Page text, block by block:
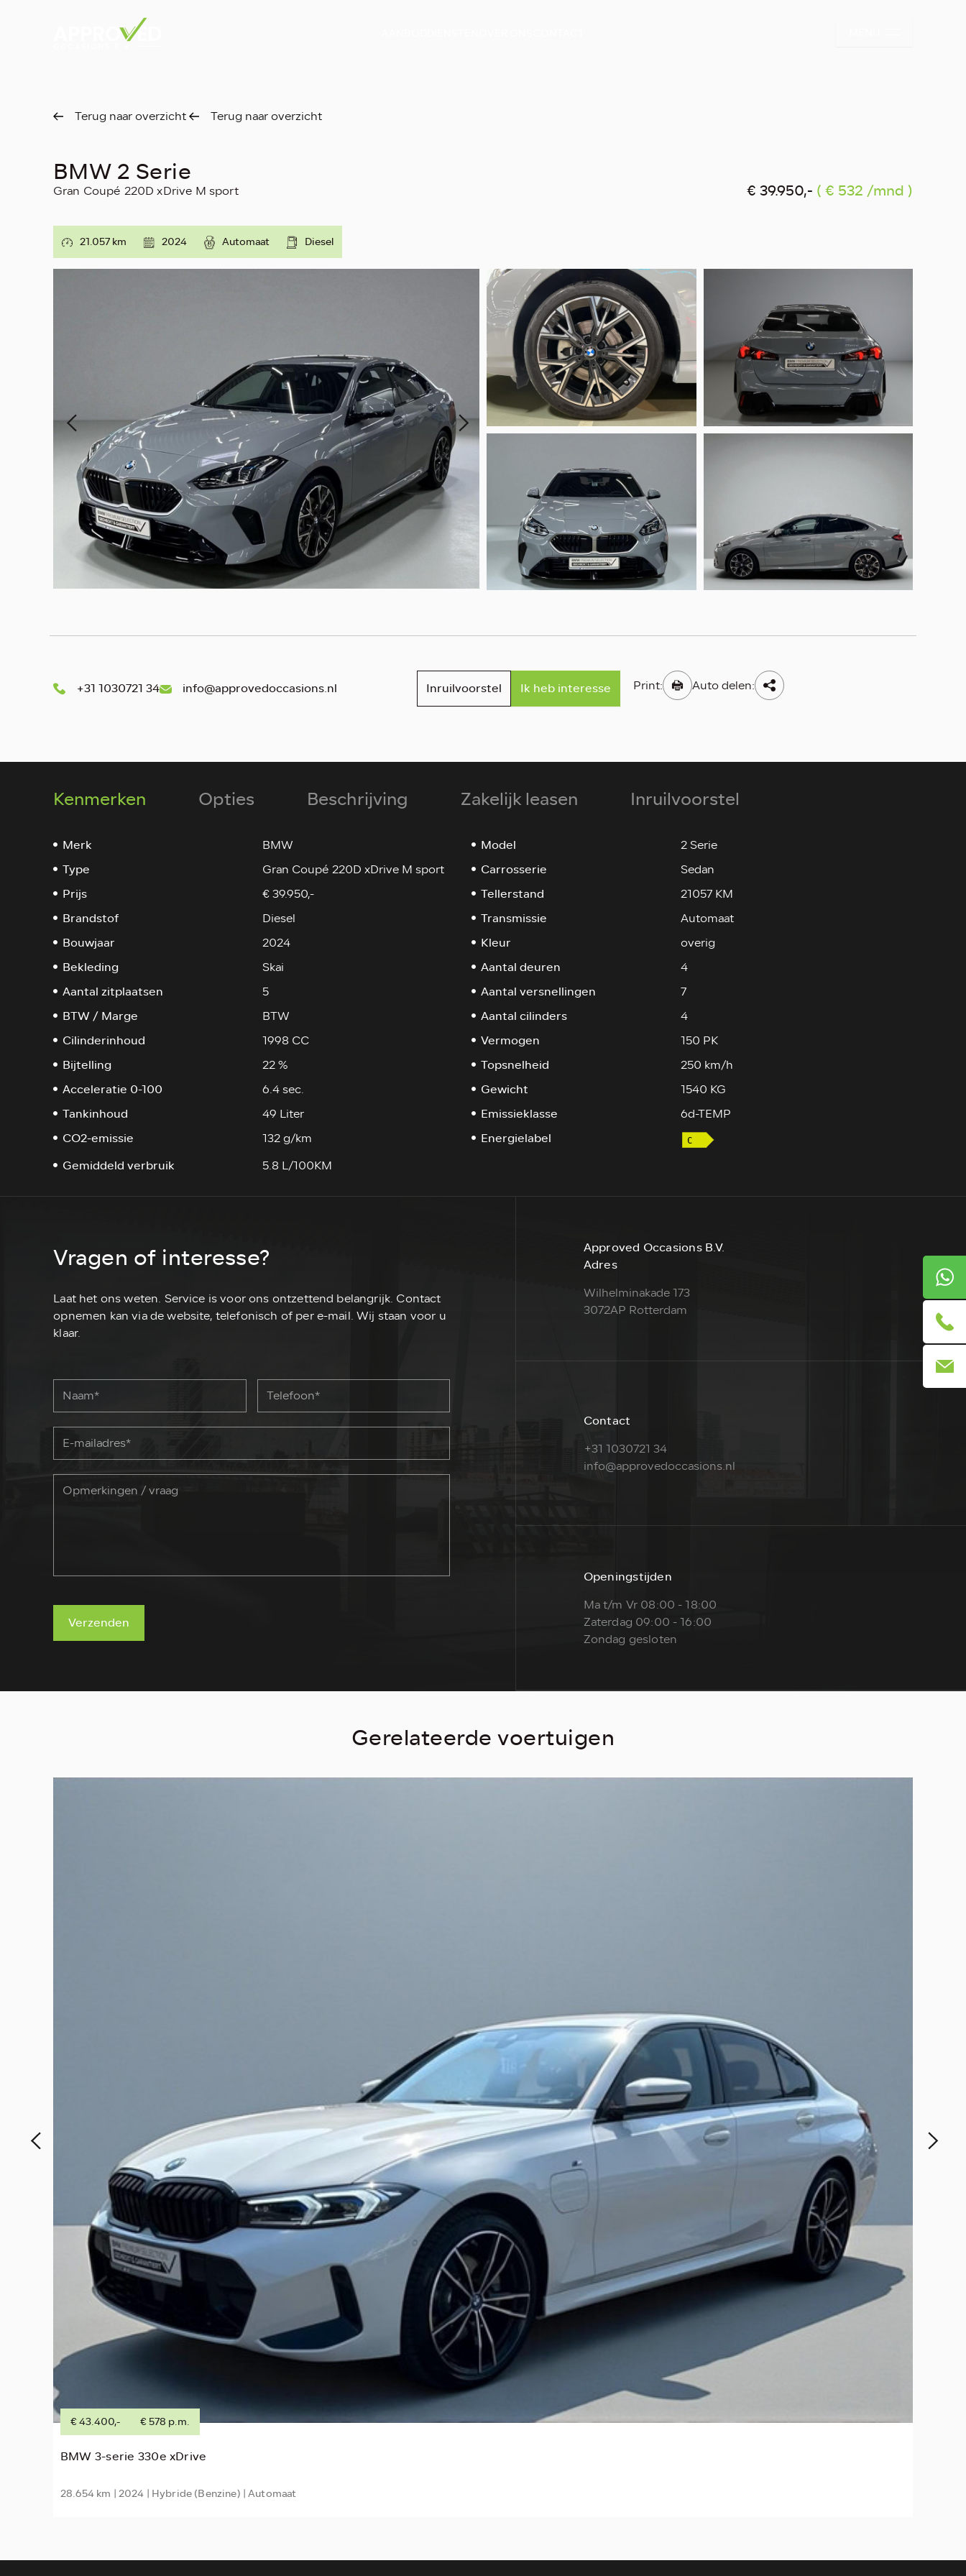
Terug naar overzicht Terug naar overzicht
BMW 2 Serie
Gran Coupé 220D xDrive M sport € 39.950,- ( € 532 /mnd )
21.057 km 2024 Automaat Diesel
+31 1030721 34 info@approvedoccasions.nl Inruilvoorstel Ik heb interesse Print: Auto delen:
Kenmerken Opties Beschrijving Zakelijk leasen Inruilvoorstel
Merk BMW Model 2 Serie
Type Gran Coupé 220D xDrive M sport Carrosserie Sedan
Prijs € 39.950,- Tellerstand 21057 KM
Brandstof Diesel Transmissie Automaat
Bouwjaar 2024 Kleur overig
Bekleding Skai Aantal deuren 4
Aantal zitplaatsen 5 Aantal versnellingen 7
BTW / Marge BTW Aantal cilinders 4
Cilinderinhoud 1998 CC Vermogen 150 PK
Bijtelling 22 % Topsnelheid 250 km/h
Acceleratie 0-100 6.4 sec. Gewicht 1540 KG
Tankinhoud 49 Liter Emissieklasse 6d-TEMP
CO2-emissie 132 g/km
Energielabel
Gemiddeld verbruik
5.8 L/100KM
Vragen of interesse?
Laat het ons weten. Service is voor ons ontzettend belangrijk. Contact
opnemen kan via de website, telefonisch of per e-mail. Wij staan voor u
klaar.
Verzenden
Approved Occasions B.V.
Adres
Wilhelminakade 173
3072AP Rotterdam
Contact
+31 1030721 34
info@approvedoccasions.nl
Openingstijden
Ma t/m Vr 08:00 - 18:00
Zaterdag 09:00 - 16:00
Zondag gesloten
Gerelateerde voertuigen
€ 43.400,- € 578 p.m.
BMW 3-serie 330e xDrive
28.654 km | 2024 | Hybride (Benzine) | Automaat